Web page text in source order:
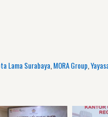
Lama Surabaya,MORA Group,